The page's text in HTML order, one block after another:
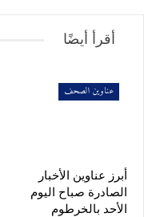
أقرأ أيضًا
عناوين الصحف
أبرز عناوين الأخبار
الصادرة صباح اليوم
الأحد بالخرطوم